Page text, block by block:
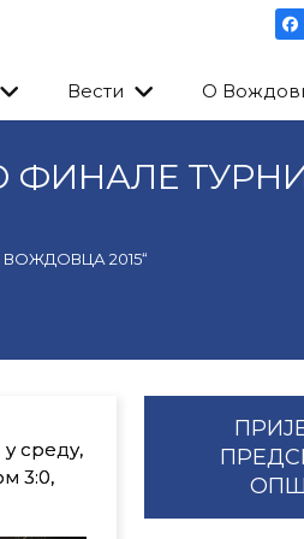
Вести О
ФИНАЛЕ
2015“
у среду,
3:0,